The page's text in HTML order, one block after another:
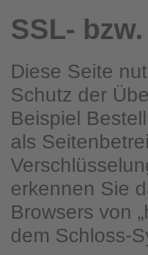
SSL-
Diese Seite
Schutz der
Beispiel
als
erkennen Sie
Browsers von
dem Schloss-